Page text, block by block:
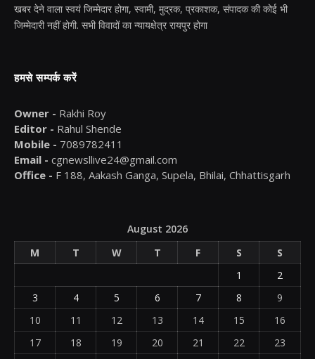
खबर देने वाला स्वयं जिम्मेदार होगा, स्वामी, मुद्रक, प्रकाशक, संपादक की कोई भी
जिम्मेदारी नहीं होगी. सभी विवादों का न्यायक्षेत्र रायपुर होगा
हमसे सम्पर्क करें
Owner - Rakhi Roy
Editor - Rahul Shende
Mobile - 7089782411
Email - cgnewsllive24@gmail.com
Office - F 188, Aakash Ganga, Supela, Bhilai, Chhattisgarh
August 2026
M
T W T F S
S
1
2
3
4 5 6 7 8
9
10
11 12 13 14 15
16
17
18 19 20 21 22
23